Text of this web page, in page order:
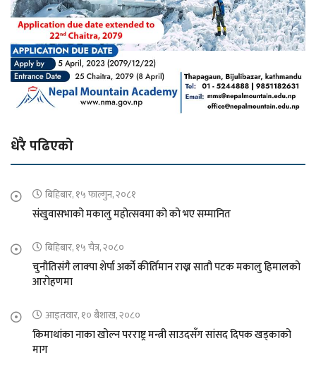
धेरै पढिएको
बिहिबार, १५ फाल्गुन, २०८१
संखुवासभाको मकालु महोत्सवमा को को भए सम्मानित
बिहिबार, १५ चैत्र, २०८०
चुनौतिसंगै लाक्पा शेर्पा अर्को कीर्तिमान राख्न सातौ पटक मकालु हिमालको
आरोहणमा
आइतवार, १० बैशाख, २०८०
किमाथांका नाका खोल्न परराष्ट्र मन्त्री साउदसँग सांसद दिपक खड्काको
माग